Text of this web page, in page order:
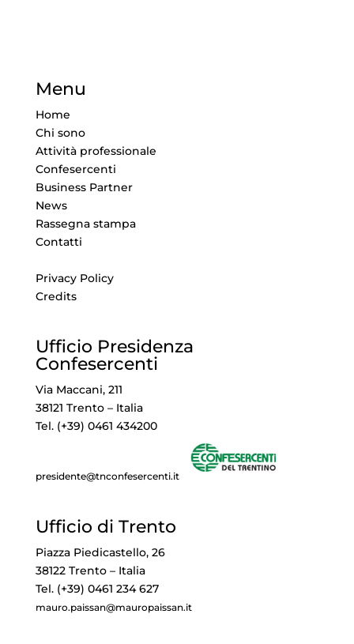
Menu
Home
Chi sono
Attività professionale
Confesercenti
Business Partner
News
Rassegna stampa
Contatti
Privacy Policy
Credits
Ufficio Presidenza
Confesercenti
Via Maccani, 211
38121 Trento – Italia
Tel. (+39) 0461 434200
presidente@tnconfesercenti.it
Ufficio di Trento
Piazza Piedicastello, 26
38122 Trento – Italia
Tel. (+39) 0461 234 627
mauro.paissan@mauropaissan.it